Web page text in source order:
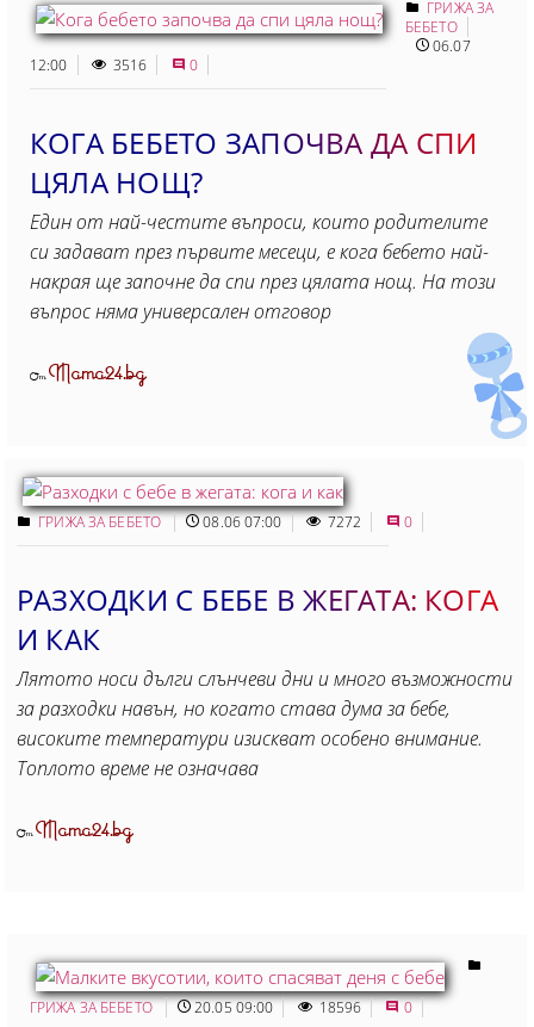
ГРИЖА ЗА
БЕБЕТО
06.07
12:00
3516 0
КОГА БЕБЕТО ЗАПОЧВА ДА СПИ
ЦЯЛА НОЩ?
Един от най-честите въпроси, които родителите
си задават през първите месеци, е кога бебето най-
накрая ще започне да спи през цялата нощ. На този
въпрос няма универсален отговор
ОтMama24.bg
ГРИЖА ЗА БЕБЕТО 08.06 07:00 7272 0
РАЗХОДКИ С БЕБЕ В ЖЕГАТА: КОГА
И КАК
Лятото носи дълги слънчеви дни и много възможности
за разходки навън, но когато става дума за бебе,
високите температури изискват особено внимание.
Топлото време не означава
ОтMama24.bg
ГРИЖА ЗА БЕБЕТО 20.05 09:00 18596 0